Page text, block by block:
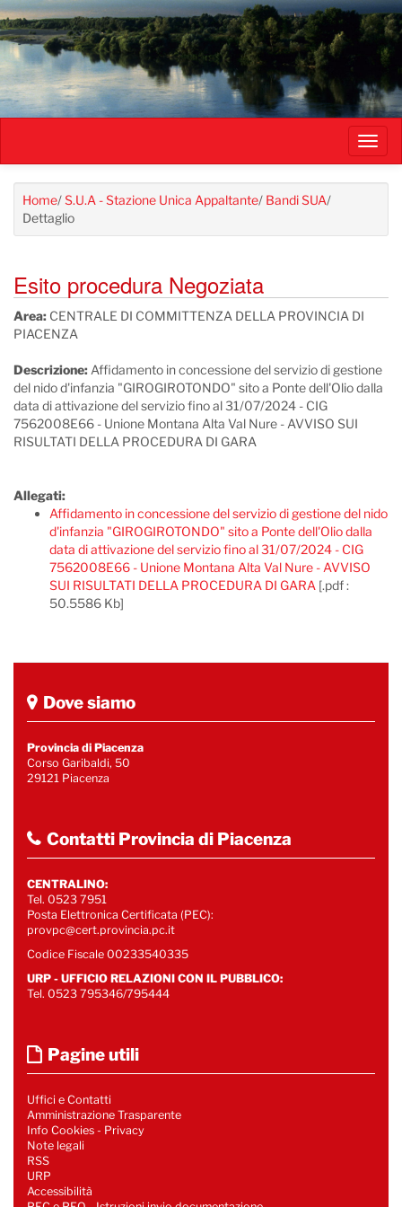
Salta
al
contenuto
principale
Home/S.U.A - Stazione Unica Appaltante/ Bandi SUA/
Dettaglio
Esito procedura Negoziata
Area: CENTRALE DI COMMITTENZA DELLA PROVINCIA DI
PIACENZA
Descrizione: Affidamento in concessione del servizio di gestione
del nido d'infanzia "GIROGIROTONDO" sito a Ponte dell'Olio dalla
data di attivazione del servizio fino al 31/07/2024 - CIG
7562008E66 - Unione Montana Alta Val Nure - AVVISO SUI
RISULTATI DELLA PROCEDURA DI GARA
Allegati:
Affidamento in concessione del servizio di gestione del nido
d'infanzia "GIROGIROTONDO" sito a Ponte dell'Olio dalla
data di attivazione del servizio fino al 31/07/2024 - CIG
7562008E66 - Unione Montana Alta Val Nure - AVVISO
SUI RISULTATI DELLA PROCEDURA DI GARA [.pdf :
50.5586 Kb]
Dove siamo
Provincia di Piacenza
Corso Garibaldi, 50
29121 Piacenza
Contatti Provincia di Piacenza
CENTRALINO:
Tel. 0523 7951
Posta Elettronica Certificata (PEC):
provpc@cert.provincia.pc.it
Codice Fiscale 00233540335
URP - UFFICIO RELAZIONI CON IL PUBBLICO:
Tel. 0523 795346/795444
Pagine utili
Uffici e Contatti
Amministrazione Trasparente
Info Cookies - Privacy
Note legali
RSS
URP
Accessibilità